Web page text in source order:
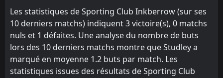
Les statistiques de Sporting Club Inkberrow (sur ses
10 derniers matchs) indiquent 3 victoire(s), 0 matchs
nuls et 1 défaites. Une analyse du nombre de buts
lors des 10 derniers matchs montre que Studley a
marqué en moyenne 1.2 buts par match. Les
statistiques issues des résultats de Sporting Club